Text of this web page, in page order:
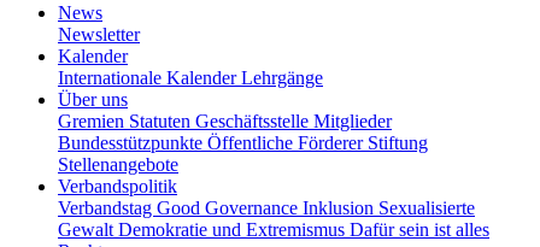
News
Newsletter
Kalender
Internationale KalenderLehrgänge
Über uns
Gremien Statuten Geschäftsstelle Mitglieder
Bundesstützpunkte Öffentliche Förderer Stiftung
Stellenangebote
Verbandspolitik
Verbandstag Good Governance Inklusion Sexualisierte
Gewalt Demokratie und Extremismus Dafür sein ist alles